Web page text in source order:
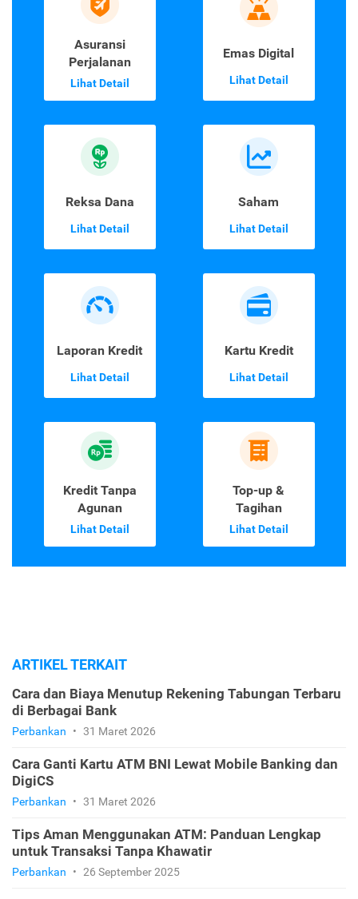
Asuransi
Perjalanan
Lihat Detail
Emas Digital
Lihat Detail
Reksa Dana
Lihat Detail
Saham
Lihat Detail
Laporan Kredit
Lihat Detail
Kartu Kredit
Lihat Detail
Kredit Tanpa
Agunan
Lihat Detail
Top-up &
Tagihan
Lihat Detail
ARTIKEL TERKAIT
Cara dan Biaya Menutup Rekening Tabungan Terbaru
di Berbagai Bank
Perbankan • 31 Maret 2026
Cara Ganti Kartu ATM BNI Lewat Mobile Banking dan
DigiCS
Perbankan • 31 Maret 2026
Tips Aman Menggunakan ATM: Panduan Lengkap
untuk Transaksi Tanpa Khawatir
Perbankan • 26 September 2025